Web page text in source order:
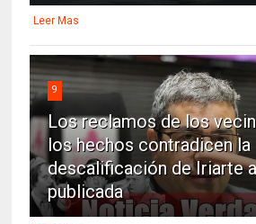
Leer Mas
9
Los reclamos de los
los hechos contradicen la
descalificación de Iriarte
publicada